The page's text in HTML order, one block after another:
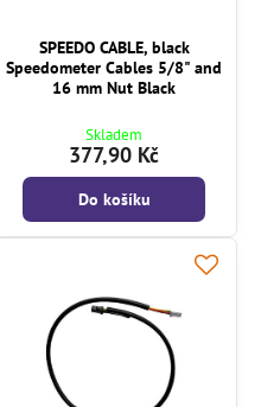
SPEEDO CABLE, black
Speedometer Cables 5/8" and
16 mm Nut Black
Skladem
377,90 Kč
Do košíku